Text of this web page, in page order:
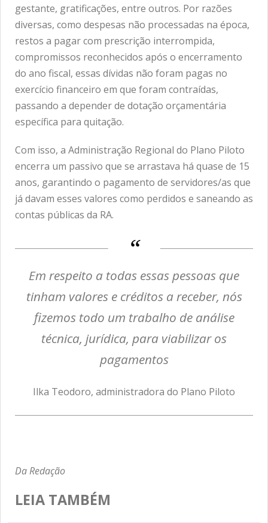
gestante, gratificações, entre outros. Por razões
diversas, como despesas não processadas na época,
restos a pagar com prescrição interrompida,
compromissos reconhecidos após o encerramento
do ano fiscal, essas dívidas não foram pagas no
exercício financeiro em que foram contraídas,
passando a depender de dotação orçamentária
específica para quitação.
Com isso, a Administração Regional do Plano Piloto
encerra um passivo que se arrastava há quase de 15
anos, garantindo o pagamento de servidores/as que
já davam esses valores como perdidos e saneando as
contas públicas da RA.
Em respeito a todas essas pessoas que
tinham valores e créditos a receber, nós
fizemos todo um trabalho de análise
técnica, jurídica, para viabilizar os
pagamentos
Ilka Teodoro, administradora do Plano Piloto
Da Redação
LEIA TAMBÉM